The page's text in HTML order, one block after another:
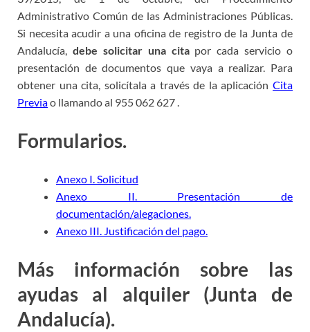
Administrativo Común de las Administraciones Públicas.
Si necesita acudir a una oficina de registro de la Junta de
Andalucía, debe solicitar una citapor cada servicio o
presentación de documentos que vaya a realizar. Para
obtener una cita, solicítala a través de la aplicación Cita
Previao llamando al 955 062 627 .
Formularios.
Anexo I. Solicitud
Anexo II. Presentación de
documentación/alegaciones.
Anexo III. Justificación del pago.
Más información sobre las
ayudas al alquiler (Junta de
Andalucía).